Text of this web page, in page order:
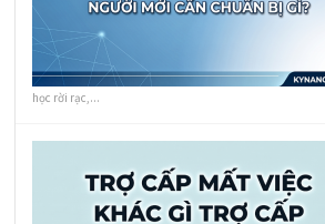
học rời rạc,...